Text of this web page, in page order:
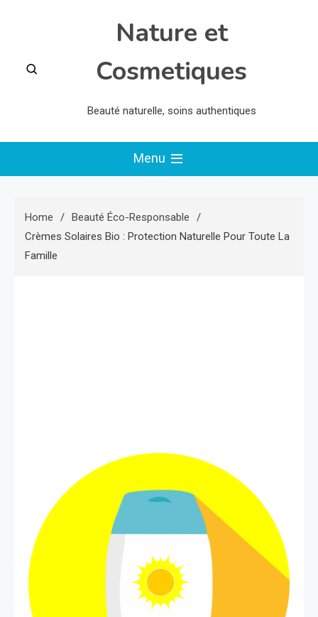
Nature et
Cosmetiques
Beauté naturelle, soins authentiques
Menu
Home
Beauté Éco-Responsable
Crèmes Solaires Bio : Protection Naturelle Pour Toute La
Famille